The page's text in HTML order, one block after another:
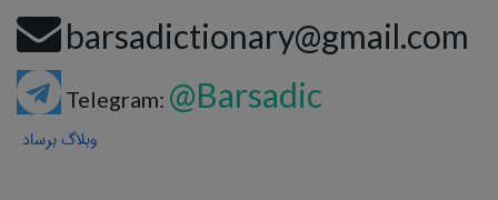
barsadictionary@gmail.com
Telegram: @Barsadic
وبلاگ برساد